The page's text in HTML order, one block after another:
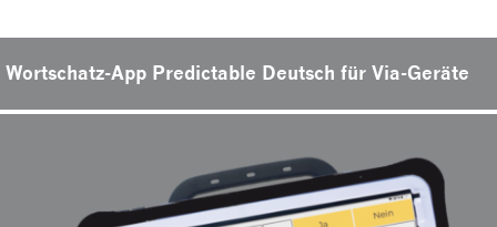
Wortschatz-App Predictable Deutsch für Via-Geräte